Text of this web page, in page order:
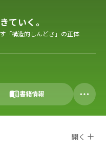
ていく。
「構造的しんどさ」の正体
書籍情報
開く